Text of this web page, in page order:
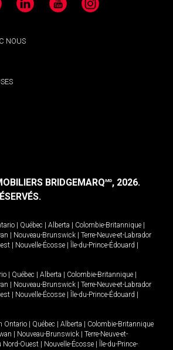
LinkedIn YouTube Instagram
NOUS
BRIDGEMARQMD, 2026.
Québec Alberta Colombie-Britannique
Nouveau-Brunswick
Terre-Neuve-et-Labrador
Nouvelle-Écosse Île-du-Prince-Édouard
Québec Alberta Colombie-Britannique
Nouveau-Brunswick
Terre-Neuve-et-Labrador
Nouvelle-Écosse Île-du-Prince-Édouard
Ontario Québec Alberta
Colombie-Britannique
Nouveau-Brunswick
Terre-Neuve-et-
Nord-Ouest Nouvelle-Écosse
Île-du-Prince-